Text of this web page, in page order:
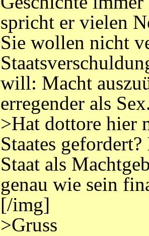
spricht er vielen
Sie wollen nicht
will: Macht
erregender als
>Hat dottore hier
Staates
Staat als
genau wie sein
[/img]
>Gruss